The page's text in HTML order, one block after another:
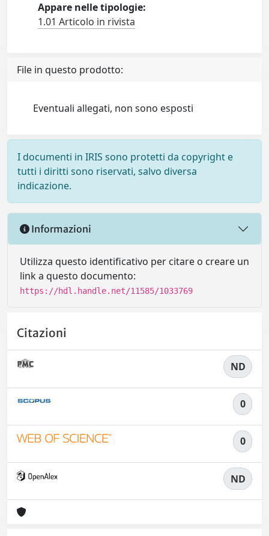
Appare nelle tipologie:
1.01 Articolo in rivista
File in questo prodotto:
Eventuali allegati, non sono esposti
I documenti in IRIS sono protetti da copyright e
tutti i diritti sono riservati, salvo diversa
indicazione.
Informazioni
Utilizza questo identificativo per citare o creare un
link a questo documento:
https://hdl.handle.net/11585/1033769
Citazioni
ND
0
0
ND